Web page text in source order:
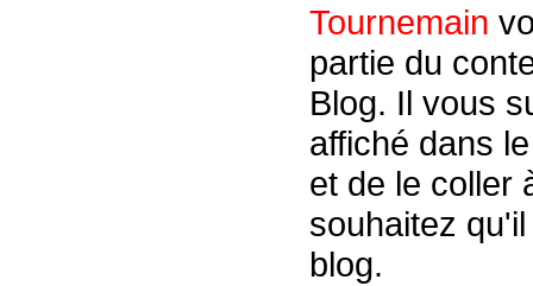
Tournemain
partie du
Blog. Il vous
affiché dans
et de le coller
souhaitez
blog.